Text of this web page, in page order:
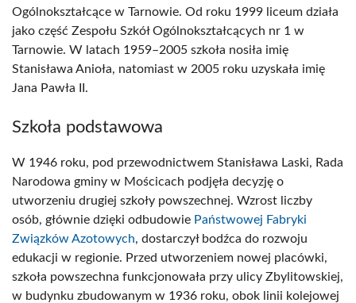
Ogólnokształcące w Tarnowie. Od roku 1999 liceum działa
jako część Zespołu Szkół Ogólnokształcących nr 1 w
Tarnowie. W latach 1959–2005 szkoła nosiła imię
Stanisława Anioła, natomiast w 2005 roku uzyskała imię
Jana Pawła II.
Szkoła podstawowa
W 1946 roku, pod przewodnictwem Stanisława Laski, Rada
Narodowa gminy w Mościcach podjęła decyzję o
utworzeniu drugiej szkoły powszechnej. Wzrost liczby
osób, głównie dzięki odbudowie Państwowej Fabryki
Związków Azotowych, dostarczył bodźca do rozwoju
edukacji w regionie. Przed utworzeniem nowej placówki,
szkoła powszechna funkcjonowała przy ulicy Zbylitowskiej,
w budynku zbudowanym w 1936 roku, obok linii kolejowej